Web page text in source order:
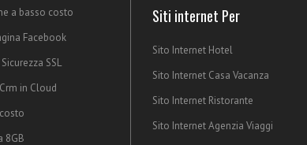
a basso costo
Facebook
SSL
in Cloud
8GB
Siti internet Per
Sito Internet Hotel
Sito Internet Casa Vacanza
Sito Internet Ristorante
Sito Internet Agenzia Viaggi